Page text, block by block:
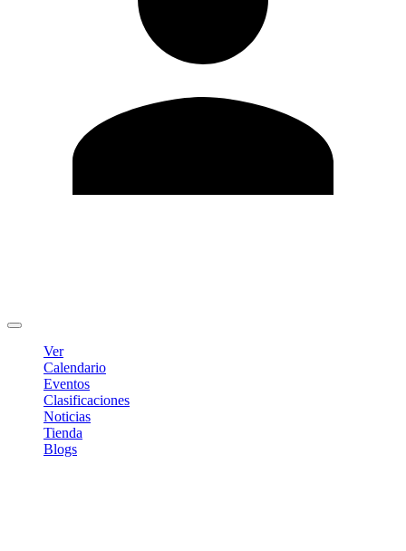
Ver
Calendario
Eventos
Clasificaciones
Noticias
Tienda
Blogs